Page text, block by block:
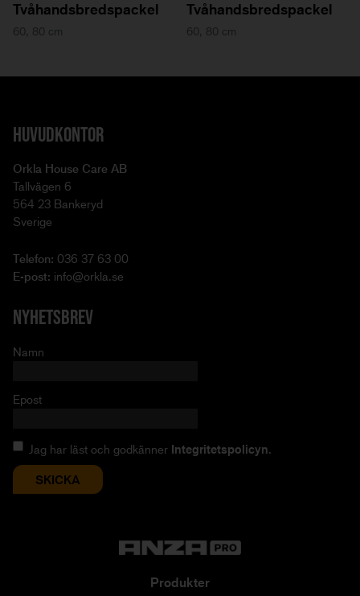
Tvåhandsbredspackel
60, 80 cm
Tvåhandsbredspackel
60, 80 cm
HUVUDKONTOR
Orkla House Care AB
Tallvägen 6
564 23 Bankeryd
Sverige
Telefon: 036 37 63 00
E-post: info@orkla.se
NYHETSBREV
Namn
Epost
Jag har läst och godkänner Integritetspolicyn.
Produkter